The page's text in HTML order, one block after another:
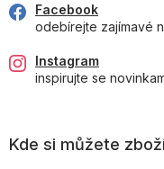
Facebook
odebírejte zajímavé
Instagram
inspirujte se
Kde si můžete